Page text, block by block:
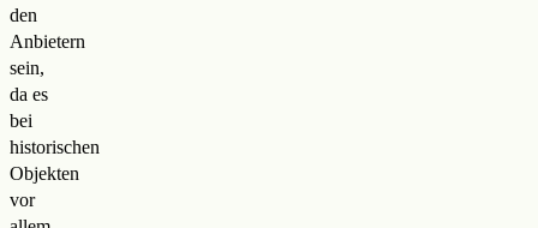
den
Anbietern
sein,
da es
bei
historischen
Objekten
vor